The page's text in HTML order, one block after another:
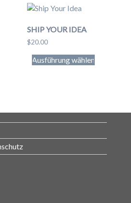
SHIP YOUR IDEA
$20.00
Ausführung wählen
können